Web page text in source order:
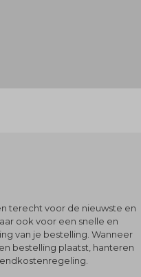
terecht voor de nieuwste en
ook voor een snelle en
van je bestelling. Wanneer
bestelling plaatst, hanteren